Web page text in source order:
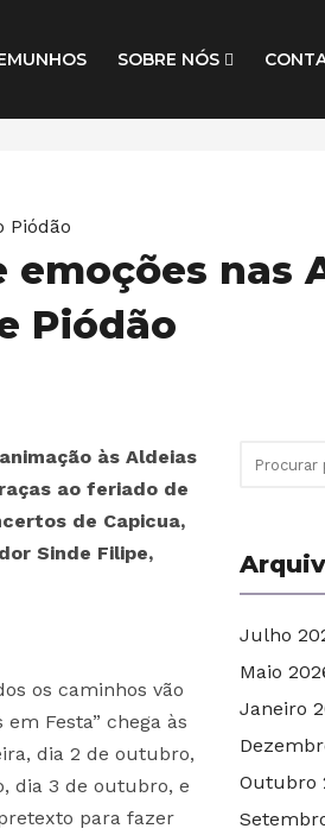
SOBRE NÓS
Piódão
nas
Piódão
às Aldeias
ao feriado de
de Capicua,
Sinde Filipe,
os caminhos vão
Festa” chega às
dia 2 de outubro,
dia 3 de outubro, e
para fazer
Julho
Maio
Janeiro
Outubro